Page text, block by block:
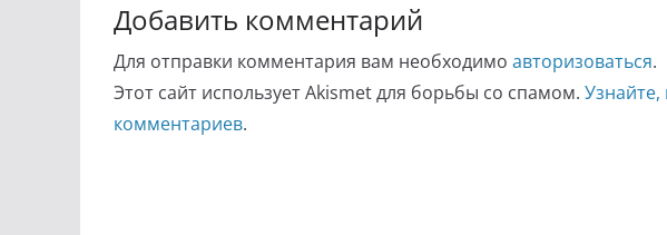
Добавить комментарий
Для отправки комментария вам необходимо авторизоваться.
Этот сайт использует Akismet для борьбы со спамом.
комментариев.